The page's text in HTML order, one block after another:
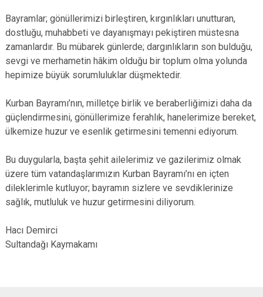
Bayramlar; gönüllerimizi birleştiren, kırgınlıkları unutturan,
dostluğu, muhabbeti ve dayanışmayı pekiştiren müstesna
zamanlardır. Bu mübarek günlerde; dargınlıkların son bulduğu,
sevgi ve merhametin hâkim olduğu bir toplum olma yolunda
hepimize büyük sorumluluklar düşmektedir.
Kurban Bayramı’nın, milletçe birlik ve beraberliğimizi daha da
güçlendirmesini, gönüllerimize ferahlık, hanelerimize bereket,
ülkemize huzur ve esenlik getirmesini temenni ediyorum.
Bu duygularla, başta şehit ailelerimiz ve gazilerimiz olmak
üzere tüm vatandaşlarımızın Kurban Bayramı’nı en içten
dileklerimle kutluyor; bayramın sizlere ve sevdiklerinize
sağlık, mutluluk ve huzur getirmesini diliyorum.
Hacı Demirci
Sultandağı Kaymakamı